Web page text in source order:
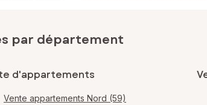
par département
d'appartements
Vente appartements Nord (59)